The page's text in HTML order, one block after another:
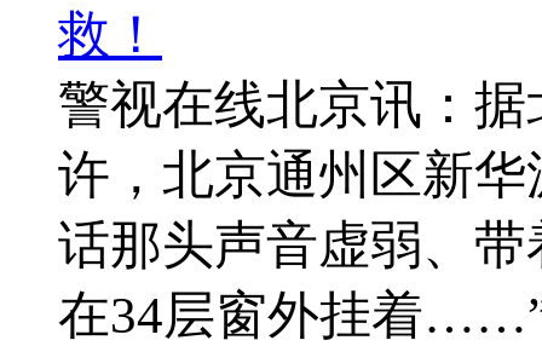
救！
警视在线北京讯：
许，北京通州区新
话那头声音虚弱、
在34层窗外挂着